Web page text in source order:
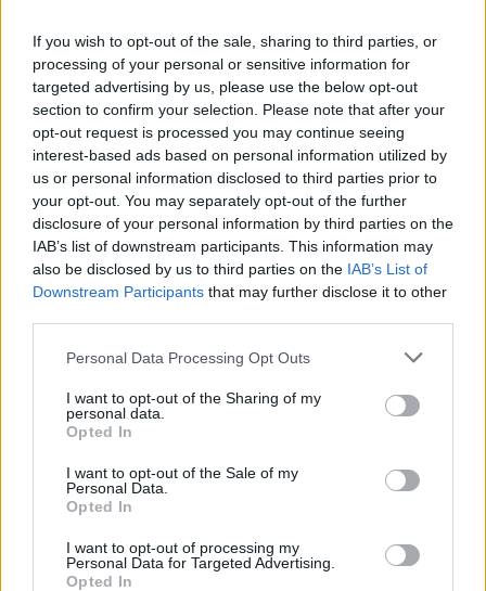
If you wish to opt-out of the sale, sharing to third parties, or
processing of your personal or sensitive information for
targeted advertising by us, please use the below opt-out
section to confirm your selection. Please note that after your
opt-out request is processed you may continue seeing
interest-based ads based on personal information utilized by
us or personal information disclosed to third parties prior to
your opt-out. You may separately opt-out of the further
disclosure of your personal information by third parties on the
IAB’s list of downstream participants. This information may
also be disclosed by us to third parties on the IAB’s List of
Downstream Participants that may further disclose it to other
Please note that this website/app uses one or more Google
not limited to your visit or usage behaviour. You may click to
grant or deny consent to Google and its third-party tags to
use your data for below specified purposes in below Google
consent section.
Personal Data Processing Opt Outs
I want to opt-out of the Sharing of my
personal data.
Opted In
I want to opt-out of the Sale of my
Personal Data.
Opted In
I want to opt-out of processing my
Personal Data for Targeted Advertising.
Opted In